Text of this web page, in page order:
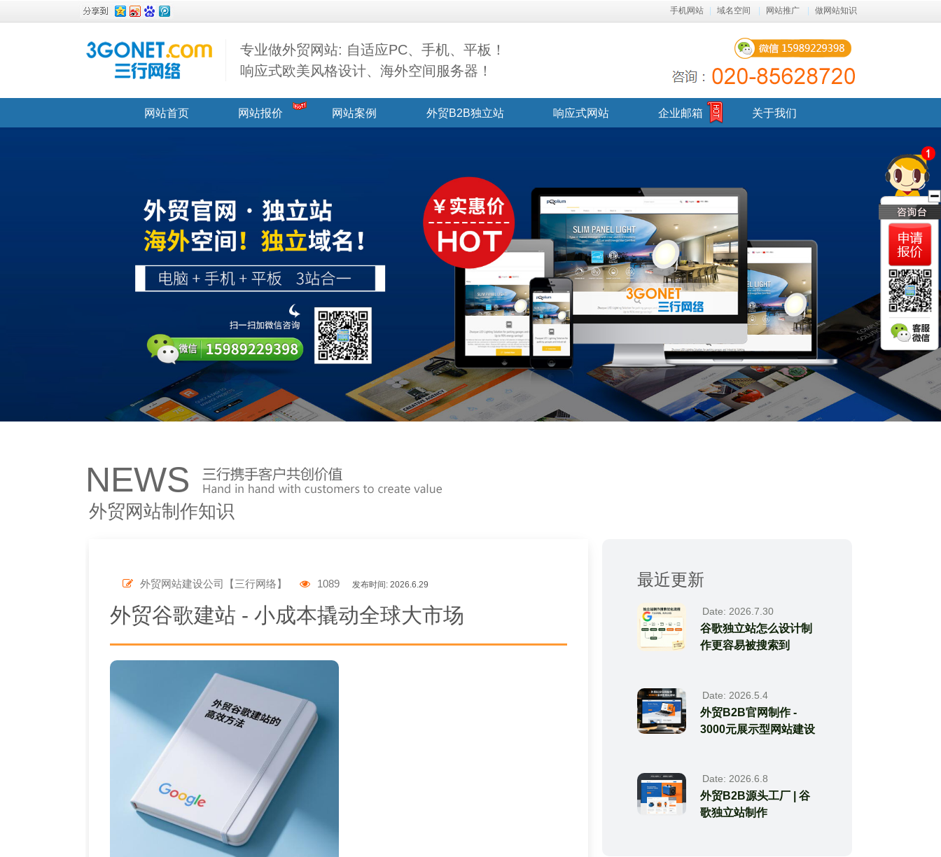
做网站知识
网站推广
域名空间
手机网站
专业做外贸网站: 自适应PC、手机、平板！
响应式欧美风格设计、海外空间服务器！
网站首页 网站报价 网站案例 外贸B2B独立站 响应式网站 企业邮箱 关于我们
NEWS
外贸网站制作知识
外贸网站建设公司【三行网络】 1089 发布时间: 2026.6.29
外贸谷歌建站 - 小成本撬动全球大市场
最近更新
Date: 2026.7.30
谷歌独立站怎么设计制
作更容易被搜索到
Date: 2026.5.4
外贸B2B官网制作 -
3000元展示型网站建设
Date: 2026.6.8
外贸B2B源头工厂 | 谷
歌独立站制作